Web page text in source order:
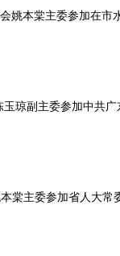
姚本棠主委参加在市
琼副主委参加中共
棠主委参加省人大常